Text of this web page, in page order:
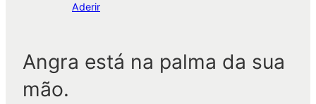
Aderir
Angra está na palma da sua
mão.